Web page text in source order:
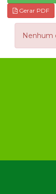
Gerar PDF
Nenhum